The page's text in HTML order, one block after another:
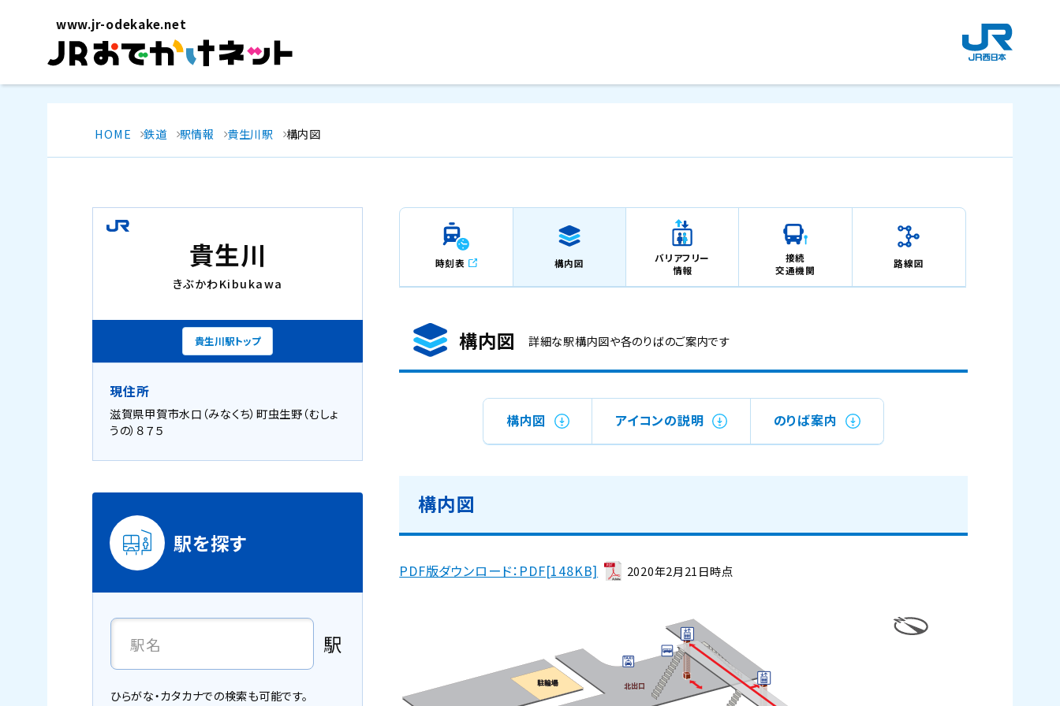
www.jr-odekake.net
新
規
ウ
イ
す
HOME 鉄道 駅情報 貴生川駅 構内図
貴生川
きぶかわKibukawa
貴生川駅トップ
時刻表 構内図
バリアフリー
情報
接続
交通機関
路線図
構内図 詳細な駅構内図や各のりばのご案内です
構内図 アイコンの説明 のりば案内
構内図
PDF版ダウンロード：PDF[148KB] 2020年2月21日時点
現住所
滋賀県甲賀市水口（みなくち）町虫生野（むしょ
うの）８７５
駅を探す
駅
ひらがな・カタカナでの検索も可能です。